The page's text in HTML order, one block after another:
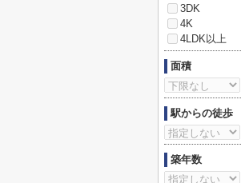
3DK
4K
4LDK以上
面積
駅からの徒歩
築年数